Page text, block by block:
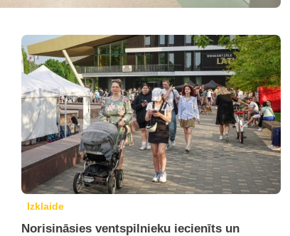
Izklaide
Norisināsies ventspilnieku iecienīts un